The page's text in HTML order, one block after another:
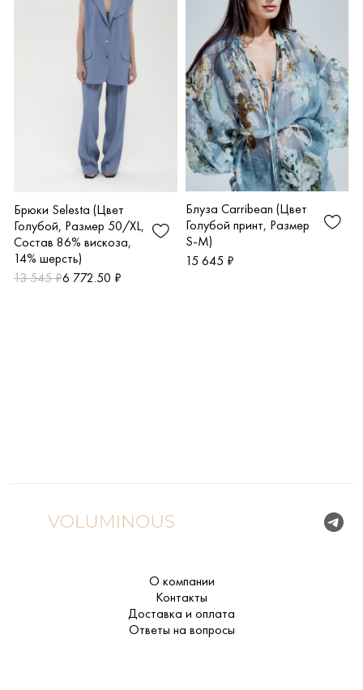
Брюки Selesta (Цвет
Голубой, Размер 50/XL,
Состав 86% вискоза,
14% шерсть)
13 545 ₽6 772.50 ₽
Блуза Carribean (Цвет
Голубой принт, Размер
S-M)
15 645 ₽
О компании
Контакты
Доставка и оплата
Ответы на вопросы